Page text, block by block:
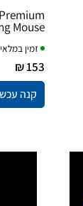
Mouse
XL
זמין במלאי
153 ₪
קנה